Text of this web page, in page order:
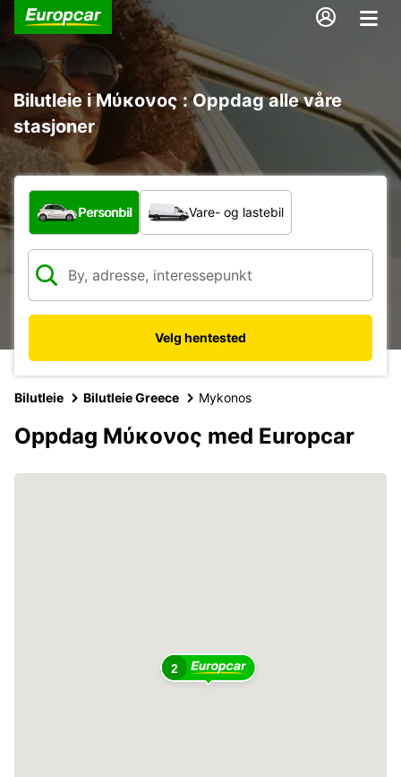
Bilutleie i Μύκονος : Oppdag alle våre
stasjoner
Hvilken type bil?
Personbil Vare- og lastebil
Velg hentested
Bilutleie Bilutleie Greece Mykonos
Oppdag Μύκονος med Europcar
2